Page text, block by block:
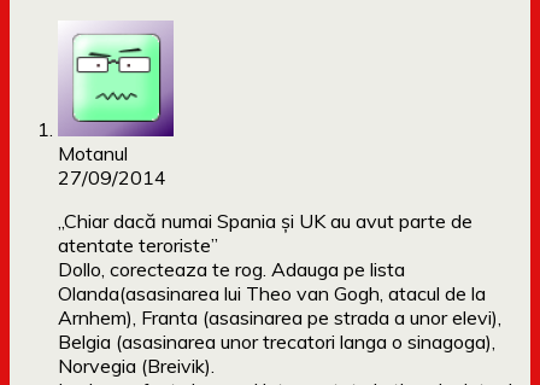
Motanul
27/09/2014
„Chiar dacă numai Spania și UK au avut parte de
atentate teroriste”
Dollo, corecteaza te rog. Adauga pe lista
Olanda(asasinarea lui Theo van Gogh, atacul de la
Arnhem), Franta (asasinarea pe strada a unor elevi),
Belgia (asasinarea unor trecatori langa o sinagoga),
Norvegia (Breivik).